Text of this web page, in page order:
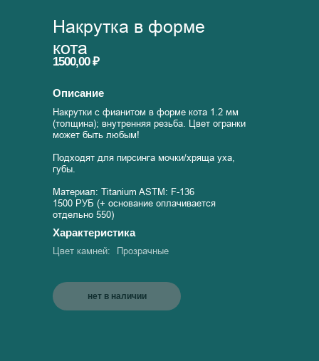
нет в наличии
Накрутка в форме
кота
Описание
Характеристика
Накрутки с фианитом в форме кота 1.2 мм
(толщина); внутренняя резьба. Цвет огранки
может быть любым!
Подходят для пирсинга мочки/хряща уха,
губы.
Материал: Titanium ASTM: F-136
1500 РУБ (+ основание оплачивается
отдельно 550)
Прозрачные
Цвет камней:
1500,00 ₽